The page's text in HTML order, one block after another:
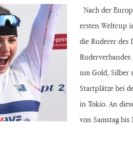
Nach der
ersten Weltcup
die Ruderer des
um Gold, Silber
Startplätze bei
in Tokio. An
von Samstag